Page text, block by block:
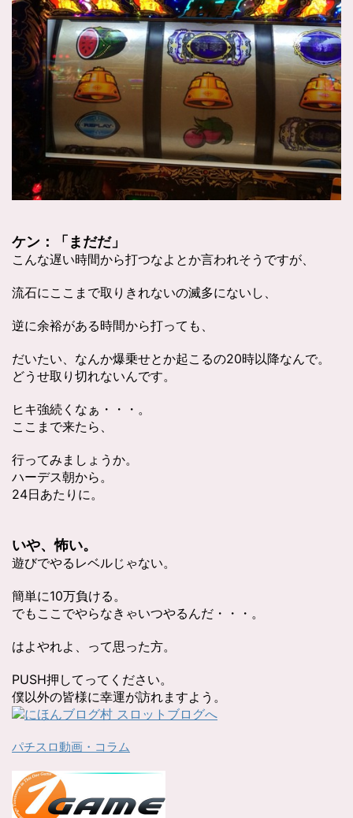
ケン：「まだだ」
こんな遅い時間から打つなよとか言われそうですが、
流石にここまで取りきれないの滅多にないし、
逆に余裕がある時間から打っても、
だいたい、なんか爆乗せとか起こるの20時以降なんで。
どうせ取り切れないんです。
ヒキ強続くなぁ・・・。
ここまで来たら、
行ってみましょうか。
ハーデス朝から。
24日あたりに。
いや、怖い。
遊びでやるレベルじゃない。
簡単に10万負ける。
でもここでやらなきゃいつやるんだ・・・。
はよやれよ、って思った方。
PUSH押してってください。
僕以外の皆様に幸運が訪れますよう。
パチスロ動画・コラム